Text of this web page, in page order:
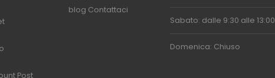
Post
blog Contattaci
Sabato: dalle 9:30 alle 13:00
Domenica: Chiuso